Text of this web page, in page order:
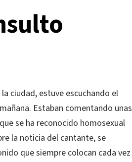
ciudad, estuve escuchando el
Estaban comentando unas
se ha reconocido homosexual
la noticia del cantante, se
que siempre colocan cada vez